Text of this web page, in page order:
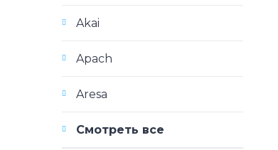
Akai
Apach
Aresa
Смотреть все